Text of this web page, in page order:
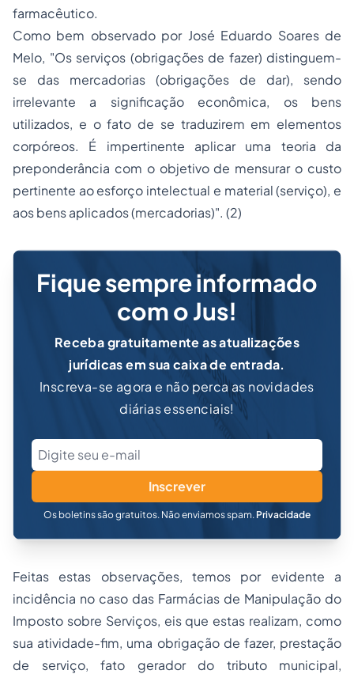
farmacêutico.
Como bem observado por José Eduardo Soares de
Melo, "Os serviços (obrigações de fazer) distinguem-
se das mercadorias (obrigações de dar), sendo
irrelevante a significação econômica, os bens
utilizados, e o fato de se traduzirem em elementos
corpóreos. É impertinente aplicar uma teoria da
preponderância com o objetivo de mensurar o custo
pertinente ao esforço intelectual e material (serviço), e
aos bens aplicados (mercadorias)". (2)
Fique sempre informado
com o Jus!
Receba gratuitamente as atualizações
jurídicas em sua caixa de entrada.
Inscreva-se agora e não perca as novidades
diárias essenciais!
Inscrever
Os boletins são gratuitos. Não enviamos spam. Privacidade
Feitas estas observações, temos por evidente a
incidência no caso das Farmácias de Manipulação do
Imposto sobre Serviços, eis que estas realizam, como
sua atividade-fim, uma obrigação de fazer, prestação
de serviço, fato gerador do tributo municipal,